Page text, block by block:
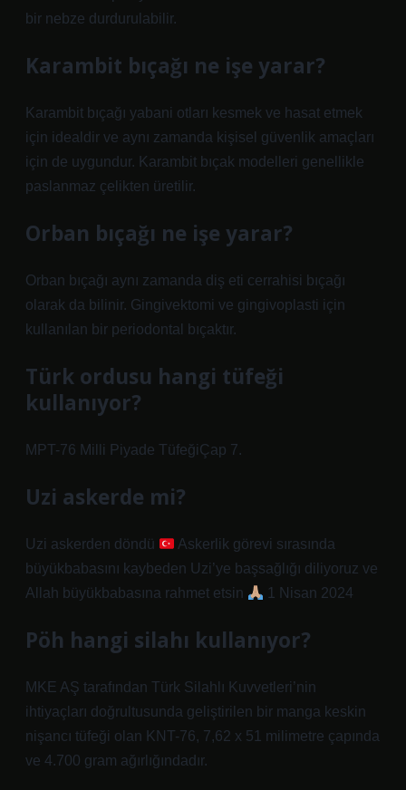
bir nebze durdurulabilir.
Karambit bıçağı ne işe yarar?
Karambit bıçağı yabani otları kesmek ve hasat etmek
için idealdir ve aynı zamanda kişisel güvenlik amaçları
için de uygundur. Karambit bıçak modelleri genellikle
paslanmaz çelikten üretilir.
Orban bıçağı ne işe yarar?
Orban bıçağı aynı zamanda diş eti cerrahisi bıçağı
olarak da bilinir. Gingivektomi ve gingivoplasti için
kullanılan bir periodontal bıçaktır.
Türk ordusu hangi tüfeği
kullanıyor?
MPT-76 Milli Piyade TüfeğiÇap 7.
Uzi askerde mi?
Uzi askerden döndü
Askerlik görevi sırasında
büyükbabasını kaybeden Uzi’ye başsağlığı diliyoruz ve
Allah büyükbabasına rahmet etsin
1 Nisan 2024
Pöh hangi silahı kullanıyor?
MKE AŞ tarafından Türk Silahlı Kuvvetleri’nin
ihtiyaçları doğrultusunda geliştirilen bir manga keskin
nişancı tüfeği olan KNT-76, 7,62 x 51 milimetre çapında
ve 4.700 gram ağırlığındadır.